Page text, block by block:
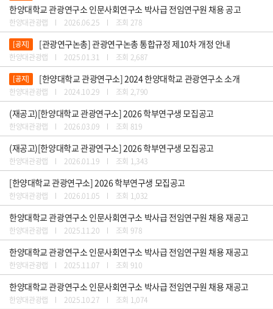
한양대학교 관광연구소 인문사회연구소 박사급 전임연구원 채용 공고
한양대관광랩 2026.06.25 조회 278
[공지] [관광연구논총] 관광연구논총 통합규정 제10차 개정 안내
한양대관광랩 2025.01.31 조회 2,687
[공지] [한양대학교 관광연구소] 2024 한양대학교 관광연구소 소개
한양대관광랩 2024.10.29 조회 2,790
(재공고)[한양대학교 관광연구소] 2026 학부연구생 모집공고
한양대관광랩 2026.03.09 조회 819
(재공고)[한양대학교 관광연구소] 2026 학부연구생 모집공고
한양대관광랩 2026.01.19 조회 1,343
[한양대학교 관광연구소] 2026 학부연구생 모집공고
한양대관광랩 2026.01.05 조회 1,032
한양대학교 관광연구소 인문사회연구소 박사급 전임연구원 채용 재공고
한양대관광랩 2025.11.20 조회 978
한양대학교 관광연구소 인문사회연구소 박사급 전임연구원 채용 재공고
한양대관광랩 2025.11.07 조회 910
한양대학교 관광연구소 인문사회연구소 박사급 전임연구원 채용 재공고
한양대관광랩 2025.10.27 조회 1,074